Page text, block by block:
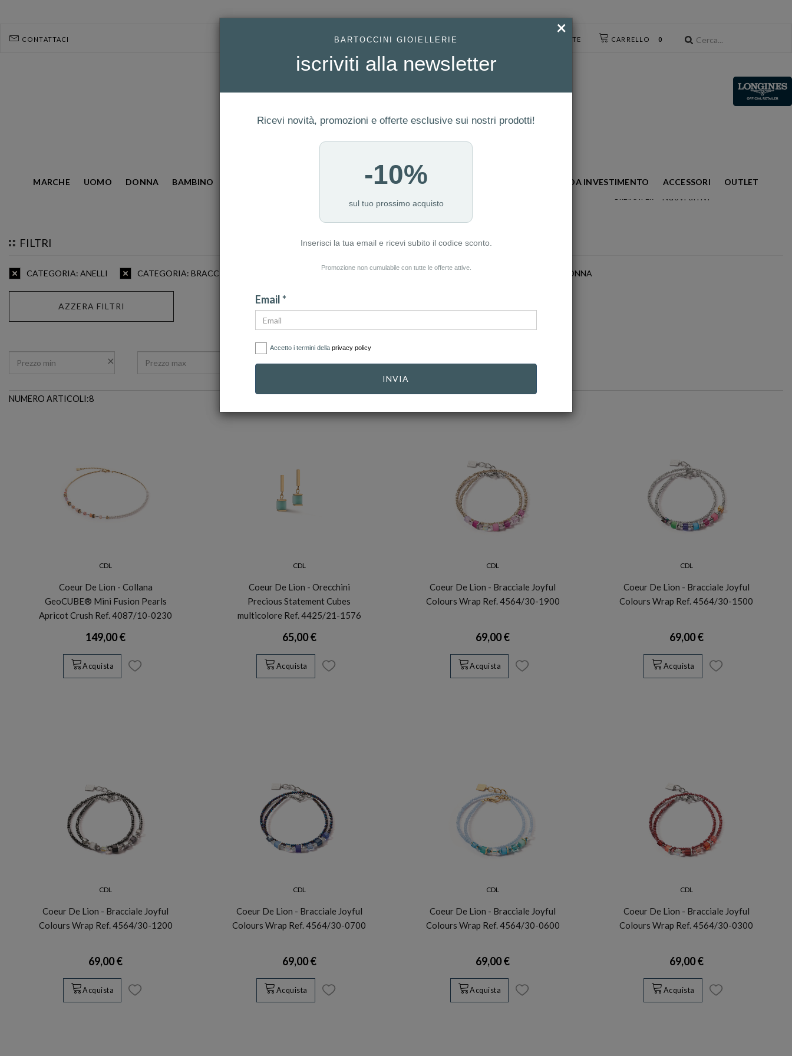
CARRELLO 0
ACCESSO UTENTE
CONTATTACI
MARCHE UOMO DONNA BAMBINO GIOIELLI MODA OROLOGI ORO DA INVESTIMENTO ACCESSORI
OUTLET
HOMEPAGE
CDL
ORDINA PER
Nuovi arrivi
FILTRI
CATEGORIA: ANELLI CATEGORIA: BRACCIALI CATEGORIA: COLLANE CATEGORIA: OROLOGI CATEGORIA: DONNA
AZZERA FILTRI
CATEGORIE
NUMERO ARTICOLI:8
CDL
Coeur De Lion - Collana
GeoCUBE® Mini Fusion Pearls
Apricot Crush Ref. 4087/10-0230
149,00 €
Acquista
CDL
Coeur De Lion - Orecchini
Precious Statement Cubes
multicolore Ref. 4425/21-1576
65,00 €
Acquista
CDL
Coeur De Lion - Bracciale Joyful
Colours Wrap Ref. 4564/30-1900
69,00 €
Acquista
CDL
Coeur De Lion - Bracciale Joyful
Colours Wrap Ref. 4564/30-1500
69,00 €
Acquista
CDL
Coeur De Lion - Bracciale Joyful
Colours Wrap Ref. 4564/30-1200
69,00 €
Acquista
CDL
Coeur De Lion - Bracciale Joyful
Colours Wrap Ref. 4564/30-0700
69,00 €
Acquista
CDL
Coeur De Lion - Bracciale Joyful
Colours Wrap Ref. 4564/30-0600
69,00 €
Acquista
CDL
Coeur De Lion - Bracciale Joyful
Colours Wrap Ref. 4564/30-0300
69,00 €
Acquista
×
BARTOCCINI GIOIELLERIE
iscriviti alla newsletter
Ricevi novità, promozioni e offerte esclusive sui nostri prodotti!
-10%
sul tuo prossimo acquisto
Inserisci la tua email e ricevi subito il codice sconto.
Promozione non cumulabile con tutte le offerte attive.
Email *
Accetto i termini della privacy policy
INVIA